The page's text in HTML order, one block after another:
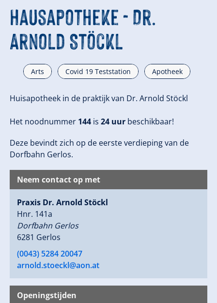
Hausapotheke - Dr.
Arnold Stöckl
Arts Covid 19 Teststation Apotheek
Huisapotheek in de praktijk van Dr. Arnold Stöckl
Het noodnummer 144 is 24 uur beschikbaar!
Deze bevindt zich op de eerste verdieping van de
Dorfbahn Gerlos.
Neem contact op met
Praxis Dr. Arnold Stöckl
Hnr. 141a
Dorfbahn Gerlos
6281 Gerlos
(0043) 5284 20047
arnold.stoeckl@aon.at
Openingstijden